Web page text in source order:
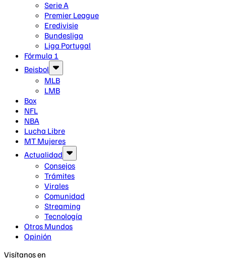
Serie A
Premier League
Eredivisie
Bundesliga
Liga Portugal
Fórmula 1
Beisbol
MLB
LMB
Box
NFL
NBA
Lucha Libre
MT Mujeres
Actualidad
Consejos
Trámites
Virales
Comunidad
Streaming
Tecnología
Otros Mundos
Opinión
Visítanos en